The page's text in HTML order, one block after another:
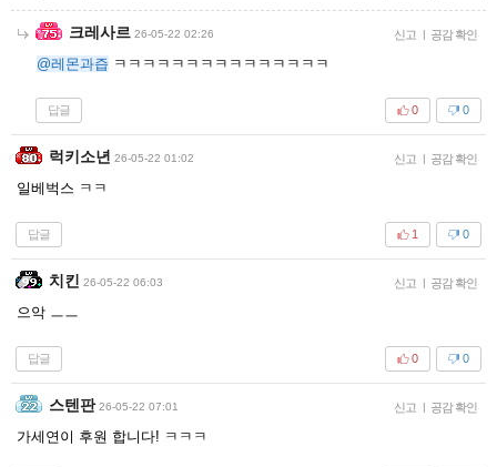
크레사르 26-05-22 02:26 신고 | 공감 확인
@레몬과즙 ㅋㅋㅋㅋㅋㅋㅋㅋㅋㅋㅋㅋㅋㅋㅋ
답글 0
0
럭키소년 26-05-22 01:02 신고 | 공감 확인
일베벅스 ㅋㅋ
답글 0
1
치킨 26-05-22 06:03 신고 | 공감 확인
으악 ㅡㅡ
답글 0
0
스텐판 26-05-22 07:01 신고 | 공감 확인
가세연이 후원 합니다! ㅋㅋㅋ